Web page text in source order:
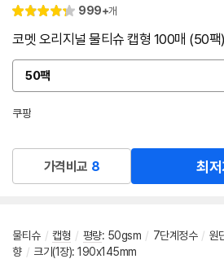
별
4.
리
999+개
코멧 오리지널 물티슈 캡형 100매 (50팩)
50팩
옵
션
선
쿠팡
가격비교 8 최
물티슈 / 캡형 / 평량: 50gsm / 7단계정수 / 원
향 / 크기(1장): 190x145mm